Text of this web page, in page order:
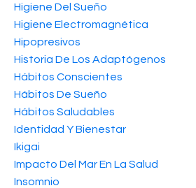
Higiene Del Sueño
Higiene Electromagnética
Hipopresivos
Historia De Los Adaptógenos
Hábitos Conscientes
Hábitos De Sueño
Hábitos Saludables
Identidad Y Bienestar
Ikigai
Impacto Del Mar En La Salud
Insomnio